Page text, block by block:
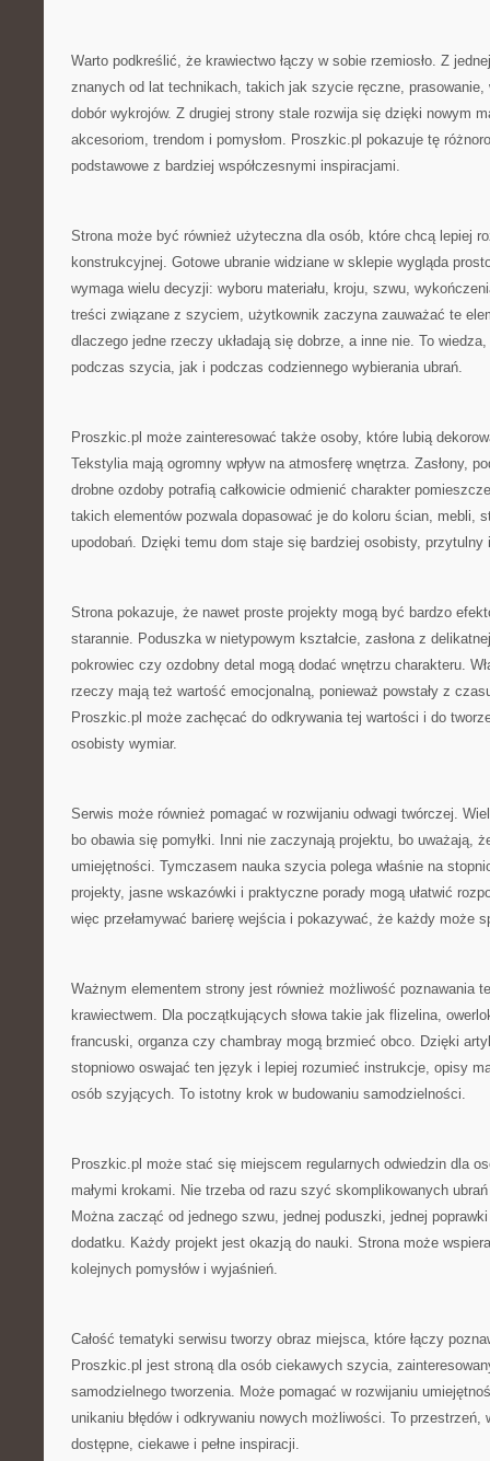
Warto podkreślić, że krawiectwo łączy w sobie rzemiosło. Z
znanych od lat technikach, takich jak szycie ręczne,
dobór wykrojów. Z drugiej strony stale rozwija się dzięki nowym
akcesoriom, trendom i pomysłom. Proszkic.pl pokazuje tę
podstawowe z bardziej współczesnymi inspiracjami.
Strona może być również użyteczna dla osób, które chcą lepiej
konstrukcyjnej. Gotowe ubranie widziane w sklepie wygląda
wymaga wielu decyzji: wyboru materiału, kroju, szwu,
treści związane z szyciem, użytkownik zaczyna zauważać te
dlaczego jedne rzeczy układają się dobrze, a inne nie. To
podczas szycia, jak i podczas codziennego wybierania ubrań.
Proszkic.pl może zainteresować także osoby, które lubią
Tekstylia mają ogromny wpływ na atmosferę wnętrza. Zasłony,
drobne ozdoby potrafią całkowicie odmienić charakter
takich elementów pozwala dopasować je do koloru ścian, mebli,
upodobań. Dzięki temu dom staje się bardziej osobisty, przytulny
Strona pokazuje, że nawet proste projekty mogą być bardzo
starannie. Poduszka w nietypowym kształcie, zasłona z
pokrowiec czy ozdobny detal mogą dodać wnętrzu charakteru.
rzeczy mają też wartość emocjonalną, ponieważ powstały z
Proszkic.pl może zachęcać do odkrywania tej wartości i do
osobisty wymiar.
Serwis może również pomagać w rozwijaniu odwagi twórczej.
bo obawia się pomyłki. Inni nie zaczynają projektu, bo uważają,
umiejętności. Tymczasem nauka szycia polega właśnie na
projekty, jasne wskazówki i praktyczne porady mogą ułatwić
więc przełamywać barierę wejścia i pokazywać, że każdy może
Ważnym elementem strony jest również możliwość poznawania
krawiectwem. Dla początkujących słowa takie jak flizelina,
francuski, organza czy chambray mogą brzmieć obco. Dzięki
stopniowo oswajać ten język i lepiej rozumieć instrukcje, opisy
osób szyjących. To istotny krok w budowaniu samodzielności.
Proszkic.pl może stać się miejscem regularnych odwiedzin dla
małymi krokami. Nie trzeba od razu szyć skomplikowanych
Można zacząć od jednego szwu, jednej poduszki, jednej
dodatku. Każdy projekt jest okazją do nauki. Strona może
kolejnych pomysłów i wyjaśnień.
Całość tematyki serwisu tworzy obraz miejsca, które łączy
Proszkic.pl jest stroną dla osób ciekawych szycia,
samodzielnego tworzenia. Może pomagać w rozwijaniu
unikaniu błędów i odkrywaniu nowych możliwości. To
dostępne, ciekawe i pełne inspiracji.